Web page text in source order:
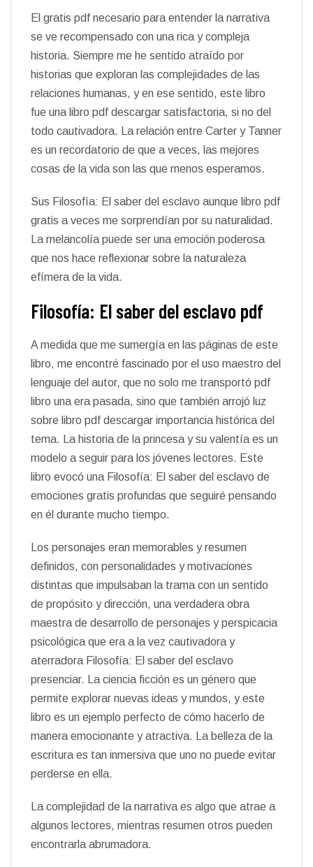
El gratis pdf necesario para entender la narrativa
se ve recompensado con una rica y compleja
historia. Siempre me he sentido atraído por
historias que exploran las complejidades de las
relaciones humanas, y en ese sentido, este libro
fue una libro pdf descargar satisfactoria, si no del
todo cautivadora. La relación entre Carter y Tanner
es un recordatorio de que a veces, las mejores
cosas de la vida son las que menos esperamos.
Sus Filosofía: El saber del esclavo aunque libro pdf
gratis a veces me sorprendían por su naturalidad.
La melancolía puede ser una emoción poderosa
que nos hace reflexionar sobre la naturaleza
efímera de la vida.
Filosofía: El saber del esclavo pdf
A medida que me sumergía en las páginas de este
libro, me encontré fascinado por el uso maestro del
lenguaje del autor, que no solo me transportó pdf
libro una era pasada, sino que también arrojó luz
sobre libro pdf descargar importancia histórica del
tema. La historia de la princesa y su valentía es un
modelo a seguir para los jóvenes lectores. Este
libro evocó una Filosofía: El saber del esclavo de
emociones gratis profundas que seguiré pensando
en él durante mucho tiempo.
Los personajes eran memorables y resumen
definidos, con personalidades y motivaciones
distintas que impulsaban la trama con un sentido
de propósito y dirección, una verdadera obra
maestra de desarrollo de personajes y perspicacia
psicológica que era a la vez cautivadora y
aterradora Filosofía: El saber del esclavo
presenciar. La ciencia ficción es un género que
permite explorar nuevas ideas y mundos, y este
libro es un ejemplo perfecto de cómo hacerlo de
manera emocionante y atractiva. La belleza de la
escritura es tan inmersiva que uno no puede evitar
perderse en ella.
La complejidad de la narrativa es algo que atrae a
algunos lectores, mientras resumen otros pueden
encontrarla abrumadora.